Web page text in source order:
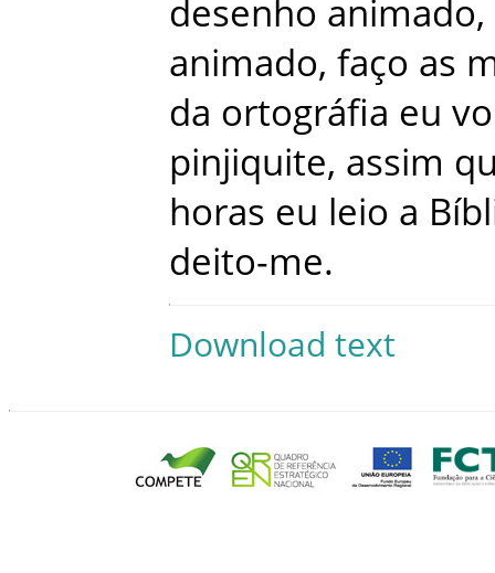
desenho animado,
animado, faço as
da ortográfia eu
pinjiquite, assim
horas eu leio a
deito-me.
Download text